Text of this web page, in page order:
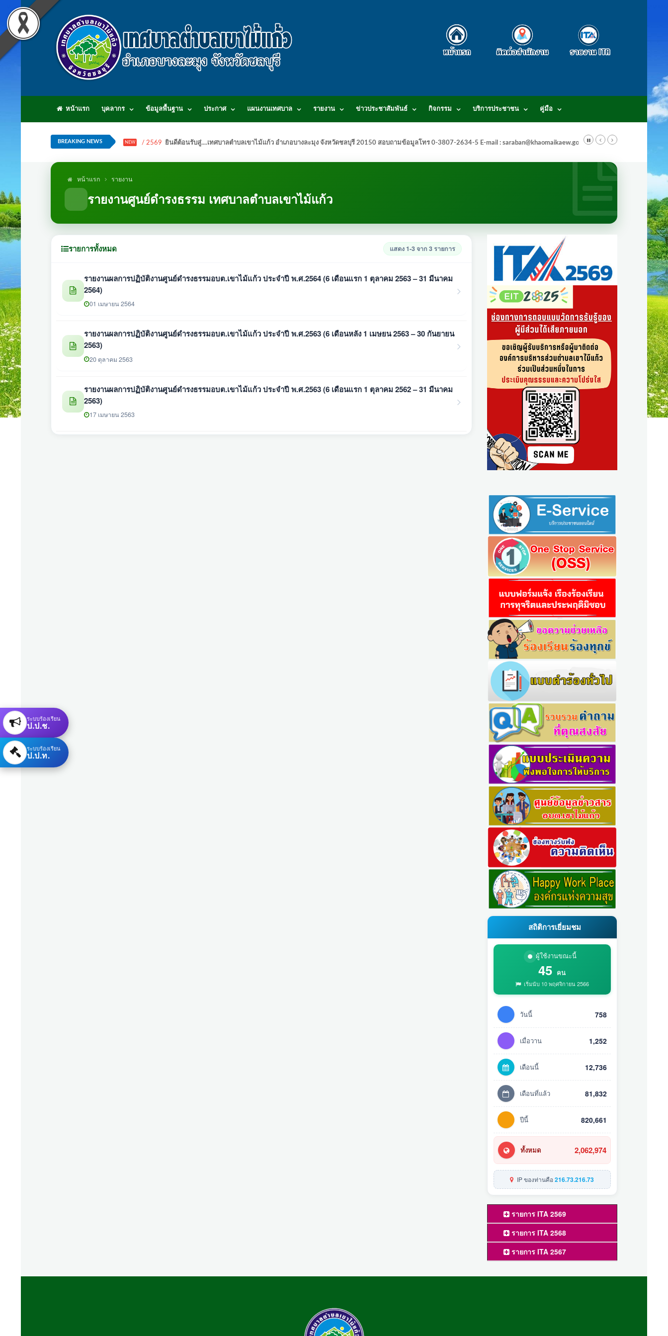
หน้าแรก บุคลากร ข้อมูลพื้นฐาน ประกาศ แผนงานเทศบาล รายงาน ข่าวประชาสัมพันธ์ กิจกรรม บริการประชาชน คู่มือ
BREAKING NEWS NEW / 2569 ยินดีต้อนรับสู่....เทศบาลตำบลเขาไม้แก้ว อำเภอบางละมุง จังหวัดชลบุรี 20150 สอบถามข้อมูลโทร 0-3807-2634-5 E-mail : saraban@khaomaikaew.go.th
หน้าแรก รายงาน
รายงานศูนย์ดำรงธรรม เทศบาลตำบลเขาไม้แก้ว
รายการทั้งหมด แสดง 1-3 จาก 3 รายการ
รายงานผลการปฏิบัติงานศูนย์ดำรงธรรมอบต.เขาไม้แก้ว ประจำปี พ.ศ.2564 (6 เดือนแรก 1 ตุลาคม 2563 – 31 มีนาคม
2564)
01 เมษายน 2564
รายงานผลการปฏิบัติงานศูนย์ดำรงธรรมอบต.เขาไม้แก้ว ประจำปี พ.ศ.2563 (6 เดือนหลัง 1 เมษยน 2563 – 30 กันยายน
2563)
20 ตุลาคม 2563
รายงานผลการปฏิบัติงานศูนย์ดำรงธรรมอบต.เขาไม้แก้ว ประจำปี พ.ศ.2563 (6 เดือนแรก 1 ตุลาคม 2562 – 31 มีนาคม
2563)
17 เมษายน 2563
สถิติการเยี่ยมชม
ผู้ใช้งานขณะนี้
45 คน
เริ่มนับ 10 พฤศจิกายน 2566
วันนี้ 758
เมื่อวาน 1,252
เดือนนี้ 12,736
เดือนที่แล้ว 81,832
ปีนี้ 820,661
ทั้งหมด 2,062,974
IP ของท่านคือ216.73.216.73
รายการ ITA 2569
รายการ ITA 2568
รายการ ITA 2567
ระบบร้องเรียน
ป.ป.ช.
ระบบร้องเรียน
ป.ป.ท.